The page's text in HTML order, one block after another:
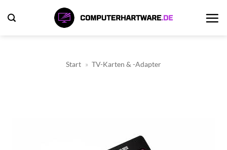
Inhalt
Start » TV-Karten & -Adapter